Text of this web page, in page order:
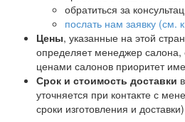
обратиться за
послать нам заявку (см.
Цены, указанные на этой
определяет менеджер
ценами салонов приоритет
Срок и стоимость доставки
уточняется при контакте с
сроки изготовления и